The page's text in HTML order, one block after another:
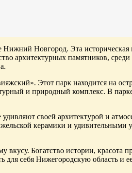
Новгород. Эта историческая
архитектурных памятников,
Этот парк находится на
и природный комплекс. В
своей архитектурой и
керамики и удивительными
Богатство истории,
себя Нижегородскую область и